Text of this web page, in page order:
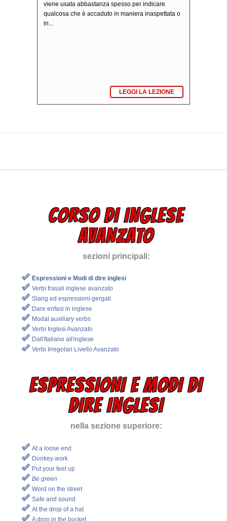
viene usata abbastanza spesso per indicare
qualcosa che è accaduto in maniera inaspettata o
in...
LEGGI LA LEZIONE
CORSO DI INGLESE
AVANZATO
sezioni principali:
Espressioni e Modi di dire inglesi
Verbi frasali inglese avanzato
Slang ed espressioni gergali
Dare enfasi in inglese
Modal auxiliary verbs
Verbi Inglesi Avanzato
Dall'Italiano all'inglese
Verbi Irregolari Livello Avanzato
ESPRESSIONI E MODI DI
DIRE INGLESI
nella sezione superiore:
At a loose end
Donkey work
Put your feet up
Be green
Word on the street
Safe and sound
At the drop of a hat
A drop in the bucket